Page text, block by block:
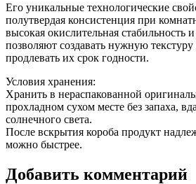
Его уникальные технологические
полутвердая консистенция при
высокая окислительная стабильность
позволяют создавать нужную
продлевать их срок годности.
Условия хранения:
Хранить в нераспакованной
прохладном сухом месте без запаха,
солнечного света.
После вскрытия короба продукт
можно быстрее.
Добавить комментарий